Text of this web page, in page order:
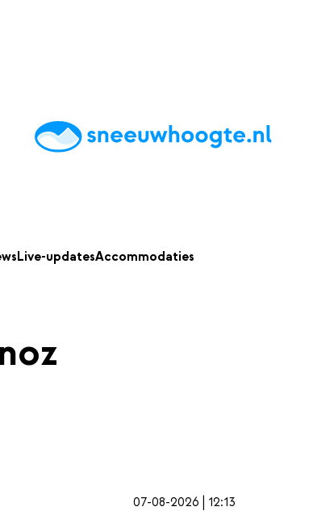
AccommodatiesTipsReviewsLive updatesApp
Live-updatesAccommodaties
07-08-2026 | 12:13